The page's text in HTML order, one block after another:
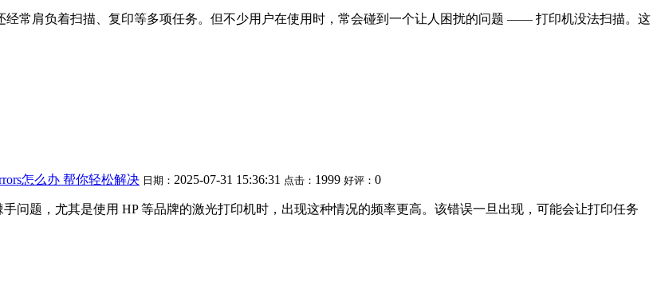
常肩负着扫描、复印等多项任务。但不少用户在使用时，常会碰到一个让人困扰的问题 —— 打印机没法扫描。这
怎么办 帮你轻松解决 日期： 2025-07-31 15:36:31 点击： 1999 好评： 0
问题，尤其是使用 HP 等品牌的激光打印机时，出现这种情况的频率更高。该错误一旦出现，可能会让打印任务